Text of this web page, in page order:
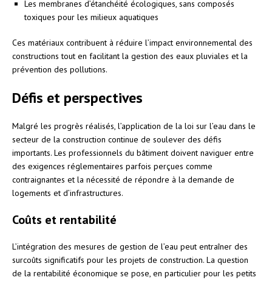
Les membranes d’étanchéité écologiques, sans composés
toxiques pour les milieux aquatiques
Ces matériaux contribuent à réduire l’impact environnemental des
constructions tout en facilitant la gestion des eaux pluviales et la
prévention des pollutions.
Défis et perspectives
Malgré les progrès réalisés, l’application de la loi sur l’eau dans le
secteur de la construction continue de soulever des défis
importants. Les professionnels du bâtiment doivent naviguer entre
des exigences réglementaires parfois perçues comme
contraignantes et la nécessité de répondre à la demande de
logements et d’infrastructures.
Coûts et rentabilité
L’intégration des mesures de gestion de l’eau peut entraîner des
surcoûts significatifs pour les projets de construction. La question
de la rentabilité économique se pose, en particulier pour les petits